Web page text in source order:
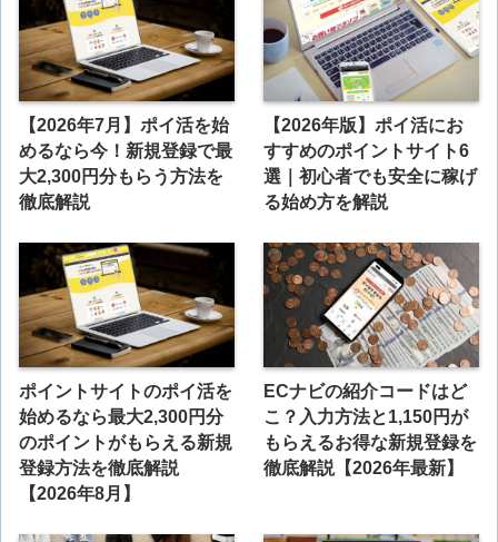
【2026年7月】ポイ活を始
めるなら今！新規登録で最
大2,300円分もらう方法を
徹底解説
【2026年版】ポイ活にお
すすめのポイントサイト6
選｜初心者でも安全に稼げ
る始め方を解説
ポイントサイトのポイ活を
始めるなら最大2,300円分
のポイントがもらえる新規
登録方法を徹底解説
【2026年8月】
ECナビの紹介コードはど
こ？入力方法と1,150円が
もらえるお得な新規登録を
徹底解説【2026年最新】